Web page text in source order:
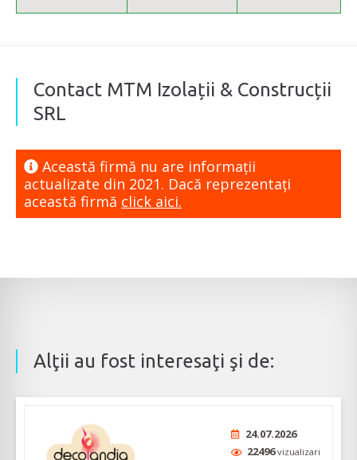
Contact MTM Izolații & Construcții
SRL
Această firmă nu are informaţii
actualizate din 2021. Dacă reprezentaţi
această firmă click aici.
Alţii au fost interesaţi şi de:
24.07.2026
22496vizualizari